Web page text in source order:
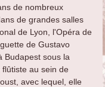
de nombreux
de grandes salles
de Lyon, l'Opéra de
de Gustavo
Budapest sous la
au sein de
avec lequel, elle